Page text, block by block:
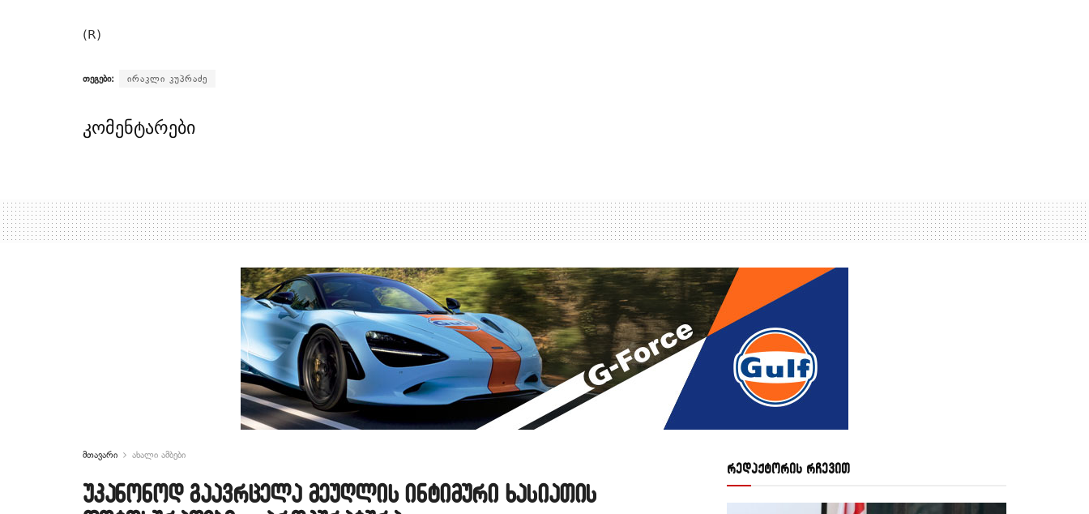
(R)
თეგები: ირაკლი კუპრაძე
კომენტარები
მთავარი ახალი ამბები
უკანონოდ გაავრცელა მეუღლის ინტიმური ხასიათის
რედაქტორის რჩევით